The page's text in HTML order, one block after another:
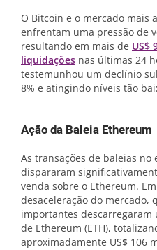
O Bitcoin e o mercado mais
enfrentam uma pressão de
resultando em mais de US$
liquidações nas últimas 24
testemunhou um declínio
8% e atingindo níveis tão
Ação da Baleia Ethereum
As transações de baleias no
dispararam
venda sobre o Ethereum.
desaceleração do mercado,
importantes
de Ethereum (ETH),
aproximadamente US$ 106